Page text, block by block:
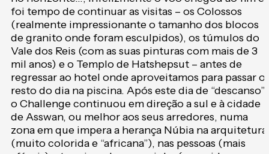
foi tempo de continuar as visitas – os Colossos
(realmente impressionante o tamanho dos blocos
de granito onde foram esculpidos), os túmulos do
Vale dos Reis (com as suas pinturas com mais de 3
mil anos) e o Templo de Hatshepsut – antes de
regressar ao hotel onde aproveitamos para passar o
resto do dia na piscina. Após este dia de “descanso”
o Challenge continuou em direção a sul e à cidade
de Asswan, ou melhor aos seus arredores, numa
zona em que impera a herança Núbia na arquitetura
(muito colorida e “africana”), nas pessoas (mais